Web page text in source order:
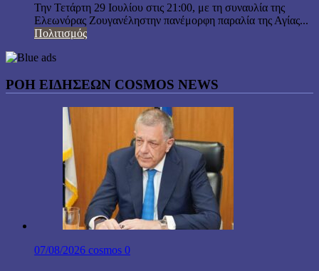
Την Τετάρτη 29 Ιουλίου στις 21:00, με τη συναυλία της
Ελεωνόρας Ζουγανέληστην πανέμορφη παραλία της Αγίας...
Πολιτισμός
ΡΟΗ ΕΙΔΗΣΕΩΝ COSMOS NEWS
07/08/2026 cosmos 0